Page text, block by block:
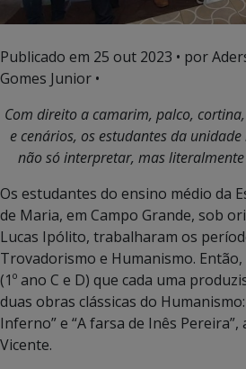
Publicado em 25 out 2023 • por
Gomes Junior •
Com direito a camarim, palco,
e cenários, os estudantes da
não só interpretar, mas
Os estudantes do ensino médio da
de Maria, em Campo Grande, sob
Lucas Ipólito, trabalharam os
Trovadorismo e Humanismo.
(1º ano C e D) que cada uma
duas obras clássicas do
Inferno” e “A farsa de Inês
Vicente.